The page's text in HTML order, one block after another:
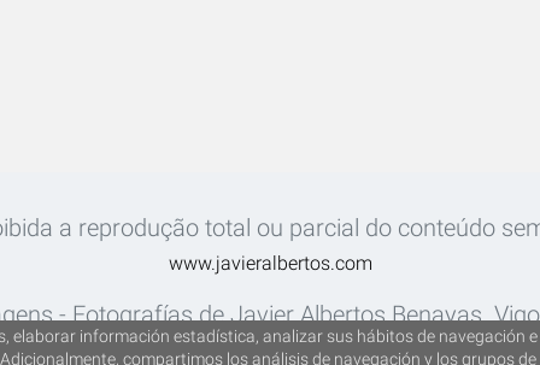
a reprodução total ou parcial do conteúdo
www.javieralbertos.com
- Fotografías de Javier Albertos Benayas.
información estadística, analizar sus hábitos de navegación
compartimos los análisis de navegación y los grupos